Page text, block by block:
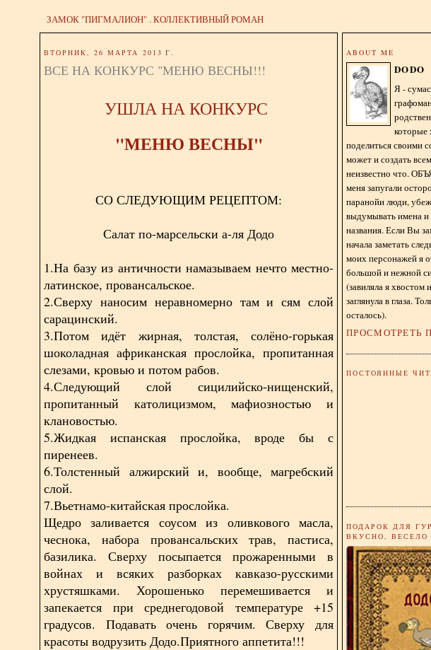
ЗАМОК "ПИГМАЛИОН" . КОЛЛЕКТИВНЫЙ РОМАН
ВТОРНИК, 26 МАРТА 2013 Г.
ВСЕ НА КОНКУРС "МЕНЮ ВЕСНЫ!!!
УШЛА НА КОНКУРС
"МЕНЮ ВЕСНЫ"
СО СЛЕДУЮЩИМ РЕЦЕПТОМ:
Салат по-марсельски а-ля Додо
1.На базу из античности намазываем нечто местно-
латинское, провансальское.
2.Сверху наносим неравномерно там и сям слой
сарацинский.
3.Потом идёт жирная, толстая, солёно-горькая
шоколадная африканская прослойка, пропитанная
слезами, кровью и потом рабов.
4.Следующий слой сицилийско-нищенский,
пропитанный католицизмом, мафиозностью и
клановостью.
5.Жидкая испанская прослойка, вроде бы с
пиренеев.
6.Толстенный алжирский и, вообще, магребский
слой.
7.Вьетнамо-китайская прослойка.
Щедро заливается соусом из оливкового масла,
чеснока, набора провансальских трав, пастиса,
базилика. Сверху посыпается прожаренными в
войнах и всяких разборках кавказо-русскими
хрустяшками. Хорошенько перемешивается и
запекается при среднегодовой температуре +15
градусов. Подавать очень горячим. Сверху для
красоты водрузить Додо.Приятного аппетита!!!
ABOUT ME
DODO
Я -
которые
поделиться своими
может и создать
неизвестно что.
меня запугали
паранойи люди,
выдумывать имена и
названия. Если Вы
начала заметать
моих персонажей я
большой и нежной
(завиляла я хвостом
заглянула в глаза.
осталось).
ПРОСМОТРЕТЬ
ПОСТОЯННЫЕ
ПОДАРОК ДЛЯ
ВКУСНО, ВЕСЕЛО